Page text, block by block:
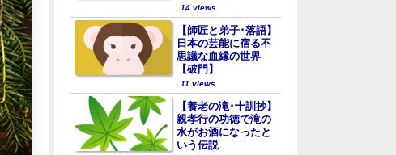
14 views
【師匠と弟子･落語】
日本の芸能に宿る不
思議な血縁の世界
【破門】
11 views
【養老の滝･十訓抄】
親孝行の功徳で滝の
水がお酒になったと
いう伝説